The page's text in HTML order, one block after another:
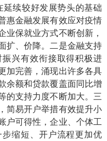
续较好发展势头的基础
惠金融发展有效应对疫情
业保就业方式不断创新，
扩、价降。二是金融支持
兴有效衔接取得积极进
加完善，涌现出许多各具
余额和贷款覆盖面同比增
的支持力度不断加大。三
简易开户举措有效提升小
户可得性，企业、个体工
缩短、开户流程更加优